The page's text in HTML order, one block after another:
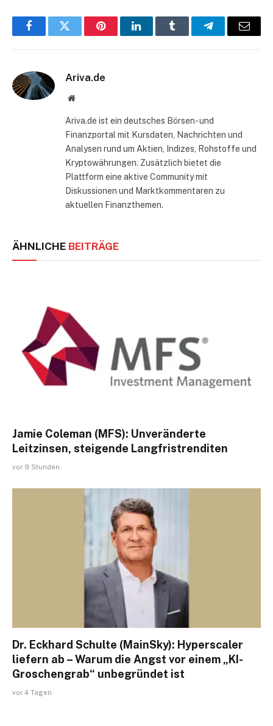
FacebookTwitter PinterestLinkedInTumblr TelegramE-
Ariva.de
Website
Ariva.de ist ein deutsches Börsen- und
Finanzportal mit Kursdaten, Nachrichten und
Analysen rund um Aktien, Indizes, Rohstoffe und
Kryptowährungen. Zusätzlich bietet die
Plattform eine aktive Community mit
Diskussionen und Marktkommentaren zu
aktuellen Finanzthemen.
ÄHNLICHE BEITRÄGE
Jamie Coleman (MFS): Unveränderte
Leitzinsen, steigende Langfristrenditen
vor 9 Stunden
Dr. Eckhard Schulte (MainSky): Hyperscaler
liefern ab – Warum die Angst vor einem „KI-
Groschengrab“ unbegründet ist
vor 4 Tagen